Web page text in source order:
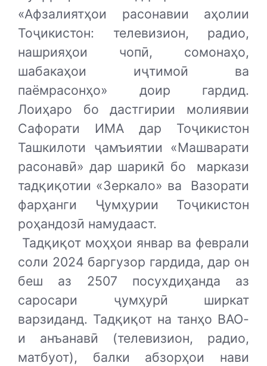
«Афзалиятҳои расонавии аҳолии
Тоҷикистон: телевизион, радио,
нашрияҳои чопӣ, сомонаҳо,
шабакаҳои иҷтимоӣ ва
паёмрасонҳо» доир гардид.
Лоиҳаро бо дастгирии молиявии
Сафорати ИМА дар Тоҷикистон
Ташкилоти ҷамъиятии «Машварати
расонавӣ» дар шарикӣ бо
маркази
тадқиқотии «Зеркало» ва
Вазорати
фарҳанги Ҷумҳурии Тоҷикистон
роҳандозӣ намудааст.
Тадқиқот моҳҳои январ ва феврали
соли 2024 баргузор гардида, дар он
беш аз 2507 посухдиҳанда аз
саросари ҷумҳурӣ ширкат
варзиданд. Тадқиқот на танҳо ВАО-
и анъанавӣ (телевизион, радио,
матбуот), балки абзорҳои нави